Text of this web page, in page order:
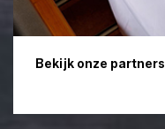
Bekijk onze partners